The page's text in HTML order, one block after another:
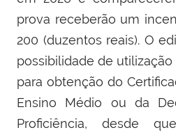
prova receberão um
200 (duzentos reais). O
possibilidade de
para obtenção do
Ensino Médio ou da
Proficiência, desde